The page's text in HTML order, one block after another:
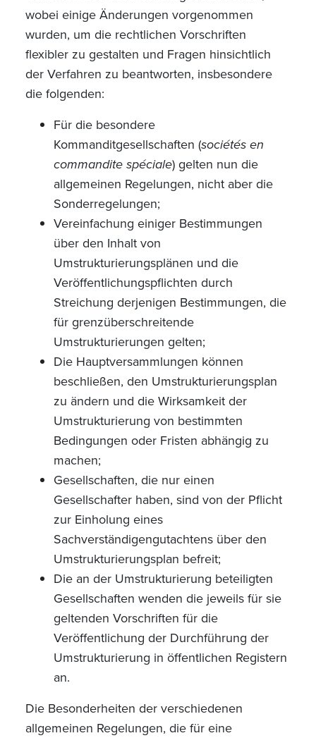
wobei einige Änderungen vorgenommen
wurden, um die rechtlichen Vorschriften
flexibler zu gestalten und Fragen hinsichtlich
der Verfahren zu beantworten, insbesondere
die folgenden:
Für die besondere
Kommanditgesellschaften (sociétés en
commandite spéciale) gelten nun die
allgemeinen Regelungen, nicht aber die
Sonderregelungen;
Vereinfachung einiger Bestimmungen
über den Inhalt von
Umstrukturierungsplänen und die
Veröffentlichungspflichten durch
Streichung derjenigen Bestimmungen, die
für grenzüberschreitende
Umstrukturierungen gelten;
Die Hauptversammlungen können
beschließen, den Umstrukturierungsplan
zu ändern und die Wirksamkeit der
Umstrukturierung von bestimmten
Bedingungen oder Fristen abhängig zu
machen;
Gesellschaften, die nur einen
Gesellschafter haben, sind von der Pflicht
zur Einholung eines
Sachverständigengutachtens über den
Umstrukturierungsplan befreit;
Die an der Umstrukturierung beteiligten
Gesellschaften wenden die jeweils für sie
geltenden Vorschriften für die
Veröffentlichung der Durchführung der
Umstrukturierung in öffentlichen Registern
an.
Die Besonderheiten der verschiedenen
allgemeinen Regelungen, die für eine